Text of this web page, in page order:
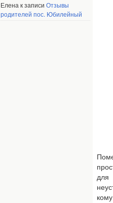
Елена к записи Отзывы
родителей пос. Юбилейный
для